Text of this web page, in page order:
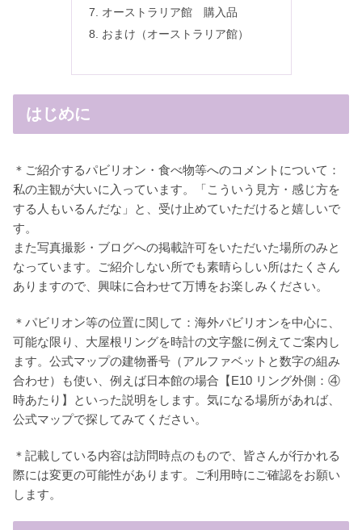
オーストラリア館 購入品
おまけ（オーストラリア館）
はじめに
＊ご紹介するパビリオン・食べ物等へのコメントについて：
私の主観が大いに入っています。「こういう見方・感じ方を
する人もいるんだな」と、受け止めていただけると嬉しいで
す。
また写真撮影・ブログへの掲載許可をいただいた場所のみと
なっています。ご紹介しない所でも素晴らしい所はたくさん
ありますので、興味に合わせて万博をお楽しみください。
＊パビリオン等の位置に関して：海外パビリオンを中心に、
可能な限り、大屋根リングを時計の文字盤に例えてご案内し
ます。公式マップの建物番号（アルファベットと数字の組み
合わせ）も使い、例えば日本館の場合【E10 リング外側：④
時あたり】といった説明をします。気になる場所があれば、
公式マップで探してみてください。
＊記載している内容は訪問時点のもので、皆さんが行かれる
際には変更の可能性があります。ご利用時にご確認をお願い
します。